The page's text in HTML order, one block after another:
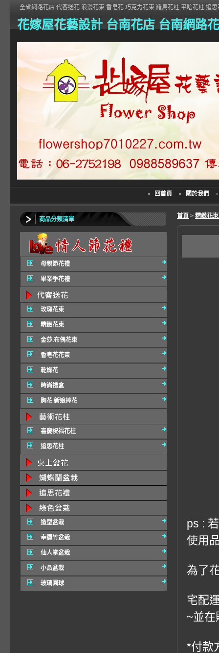
花嫁屋花藝設計 台南花店 台南網路
全省網路花店 代客送花 浪漫花束.香皂花.巧克力花束.羅馬花柱.弔唁花柱 追
回首頁 關於我們
商品分類清單
母親節花禮
畢業季花禮
玫瑰花束
精緻花束
金莎.布偶花束
香皂花花束
乾燥花
時尚禮盒
胸花 新娘捧花
喜慶祝福花柱
追思花柱
造型盆栽
幸運竹盆栽
仙人掌盆栽
小品盆栽
玻璃圓球
首頁 > 精緻花
ps :
使用
為了
宅配
~並在
*付款